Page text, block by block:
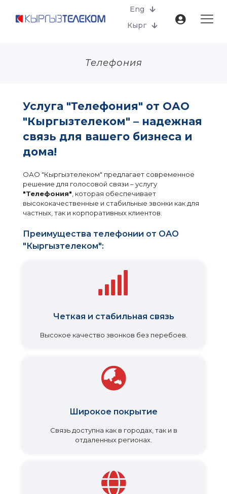
Eng
Кырг
Телефония
Услуга "Телефония" от ОАО
"Кыргызтелеком" – надежная
связь для вашего бизнеса и
дома!
ОАО "Кыргызтелеком" предлагает современное
решение для голосовой связи – услугу
"Телефония" , которая обеспечивает
высококачественные и стабильные звонки как для
частных, так и корпоративных клиентов.
Преимущества телефонии от ОАО
"Кыргызтелеком":
Четкая и стабильная связь
Высокое качество звонков без перебоев.
Широкое покрытие
Связь доступна как в городах, так и в
отдаленных регионах.